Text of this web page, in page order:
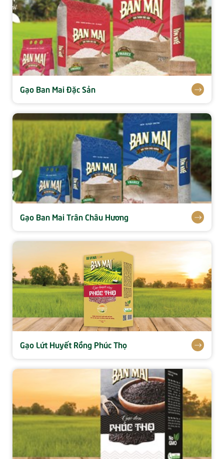
Gạo Ban Mai Đặc Sản
Gạo Ban Mai Trân Châu Hương
Gạo Lứt Huyết Rồng Phúc Thọ